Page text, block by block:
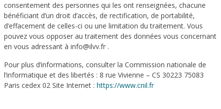
consentement des personnes qui les ont renseignées, chacune
bénéficiant d’un droit d’accès, de rectification, de portabilité,
d’effacement de celles-ci ou une limitation du traitement. Vous
pouvez vous opposer au traitement des données vous concernant
en vous adressant à info@ilvv.fr .
Pour plus d’informations, consulter la Commission nationale de
l’informatique et des libertés : 8 rue Vivienne – CS 30223 75083
Paris cedex 02 Site Internet : https://www.cnil.fr